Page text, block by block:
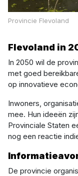
Provincie Flevoland
Flevoland in
In 2050 wil de provincie bestaan uit vijf sterke leefregio's
met goed
op innovatieve
Inwoners, organisaties en ondernemers dachten eerder al
mee. Hun ideeën
Provinciale Staten
nog een reactie
De provincie organiseert twee informatiebijeenkomsten. Op